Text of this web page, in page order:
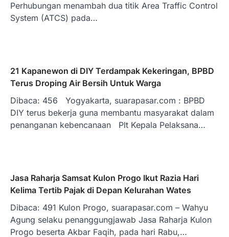
Perhubungan menambah dua titik Area Traffic Control
System (ATCS) pada…
21 Kapanewon di DIY Terdampak Kekeringan, BPBD
Terus Droping Air Bersih Untuk Warga
Dibaca: 456 Yogyakarta, suarapasar.com : BPBD
DIY terus bekerja guna membantu masyarakat dalam
penanganan kebencanaan Plt Kepala Pelaksana…
Jasa Raharja Samsat Kulon Progo Ikut Razia Hari
Kelima Tertib Pajak di Depan Kelurahan Wates
Dibaca: 491 Kulon Progo, suarapasar.com – Wahyu
Agung selaku penanggungjawab Jasa Raharja Kulon
Progo beserta Akbar Faqih, pada hari Rabu,…